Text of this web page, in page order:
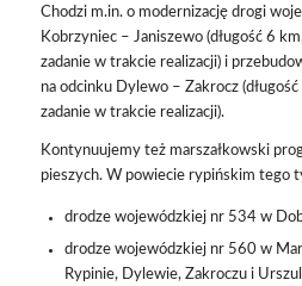
Chodzi m.in. o modernizację drogi
Kobrzyniec – Janiszewo (długość 6
zadanie w trakcie realizacji) i
na odcinku Dylewo – Zakrocz
zadanie w trakcie realizacji).
Kontynuujemy też marszałkowski
pieszych. W powiecie rypińskim tego
drodze wojewódzkiej nr 534 w
drodze wojewódzkiej nr 560 w
Rypinie, Dylewie, Zakroczu i